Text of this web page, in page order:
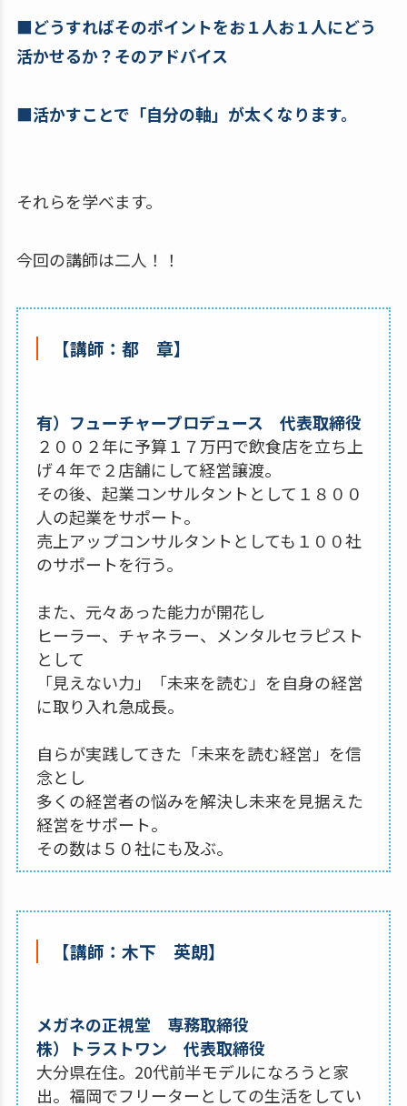
■どうすればそのポイントをお１人お１人にどう
活かせるか？そのアドバイス
■活かすことで「自分の軸」が太くなります。
それらを学べます。
今回の講師は二人！！
【講師：都 章】
有）フューチャープロデュース 代表取締役
２００２年に予算１７万円で飲食店を立ち上
げ４年で２店舗にして経営譲渡。
その後、起業コンサルタントとして１８００
人の起業をサポート。
売上アップコンサルタントとしても１００社
のサポートを行う。
また、元々あった能力が開花し
ヒーラー、チャネラー、メンタルセラピスト
として
「見えない力」「未来を読む」を自身の経営
に取り入れ急成長。
自らが実践してきた「未来を読む経営」を信
念とし
多くの経営者の悩みを解決し未来を見据えた
経営をサポート。
その数は５０社にも及ぶ。
【講師：木下 英朗】
メガネの正視堂 専務取締役
株）トラストワン 代表取締役
大分県在住。20代前半モデルになろうと家
出。福岡でフリーターとしての生活をしてい